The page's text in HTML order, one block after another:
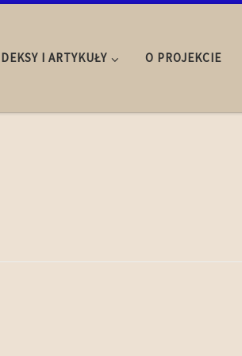
I ARTYKUŁY O PROJEKCIE